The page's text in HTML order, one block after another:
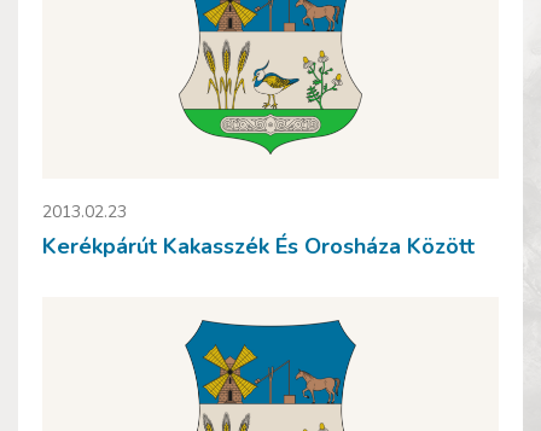
2013.02.23
Kerékpárút Kakasszék És Orosháza Között